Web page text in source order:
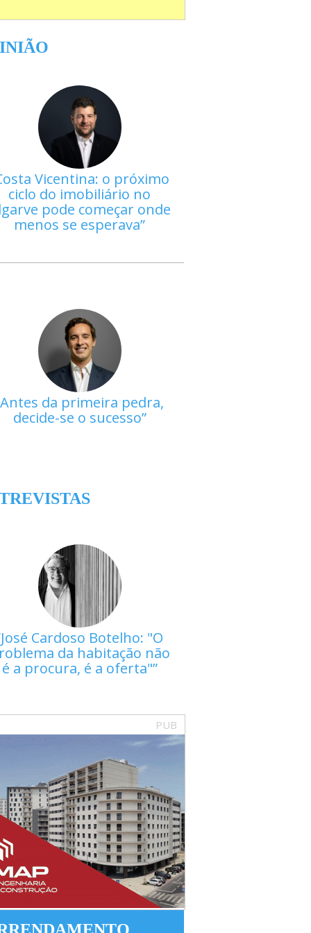
Vicentina: o próximo
ciclo do imobiliário no
pode começar onde
menos se esperava
Antes da primeira pedra,
decide-se o sucesso
José Cardoso Botelho: "O
da habitação não
é a procura, é a oferta"
PUB